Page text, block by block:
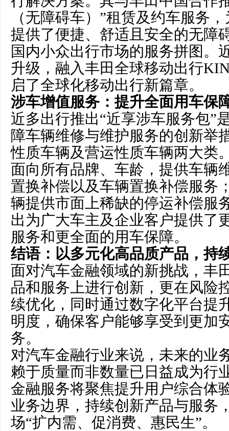
（无障碍车）”租赁及约车服务
提供了便捷、舒适且安全的无障
国内小众出行市场的服务拼图。
升级，融入丰田全球移动出行
启了全球化移动出行新篇章。
涉车增值服务：提升全面用车保
近多出行推出“近享涉车服务包”
障车辆维修与维护服务的创新举
性质车辆及营运性质车辆两大类
面向所有品牌、车龄，提供车辆
置换补偿以及车辆置换补偿服务
辆提供市面上稀缺的停运补偿服
出为广大车主及企业客户提供了
服务和更全面的用车保障。
结语：以多元化高品质产品，持
面对汽车金融领域的新挑战，丰
品和服务上进行创新，更在风险
续优化，同时通过数字化平台提
明度，确保客户能够享受到更加
务。
对汽车金融行业来说，未来的业
赖于质量而非数量已日益成为行
金融服务将聚焦提升用户综合体
业务边界，持续创新产品与服务
场“扩内需、促消费、惠民生”。